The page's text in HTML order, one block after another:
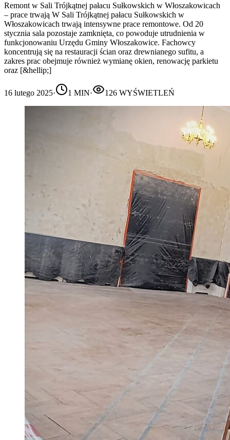
Remont w Sali Trójkątnej pałacu Sułkowskich w Włoszakowicach
– prace trwają W Sali Trójkątnej pałacu Sułkowskich w
Włoszakowicach trwają intensywne prace remontowe. Od 20
stycznia sala pozostaje zamknięta, co powoduje utrudnienia w
funkcjonowaniu Urzędu Gminy Włoszakowice. Fachowcy
koncentrują się na restauracji ścian oraz drewnianego sufitu, a
zakres prac obejmuje również wymianę okien, renowację parkietu
oraz [&hellip;]
16 lutego 2025· 1 MIN· 126 WYŚWIETLEŃ